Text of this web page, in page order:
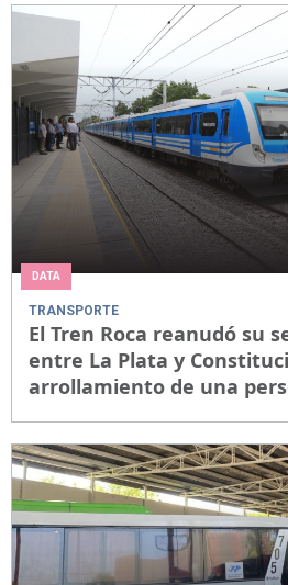
DATA
TRANSPORTE
El Tren Roca reanudó su
entre La Plata y
arrollamiento de una